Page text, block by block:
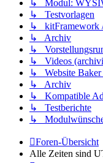
↳ Modul:
↳ Testvorlagen
↳ kitFramework
↳ Archiv
↳
↳ Videos
↳ Website Baker
↳ Archiv
↳ Kompatible
↳ Testberichte
↳
Foren-Übersicht
Alle Zeiten sind